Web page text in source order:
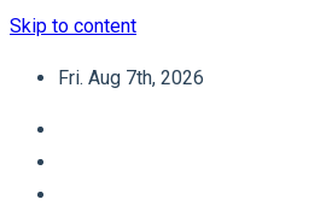
Skip to content
Fri. Aug 7th, 2026